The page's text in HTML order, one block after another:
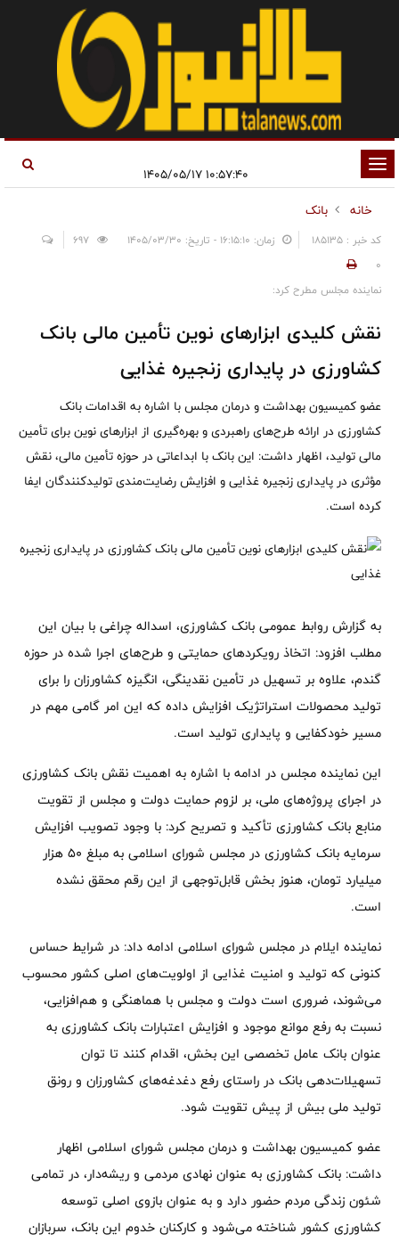
تغییر
وضعیت
ناوبری
خانه
بانک
کد خبر : 185135 زمان: ۱۶:۱۵:۱۰ - تاریخ: ۱۴۰۵/۰۳/۳۰
0
نماینده مجلس مطرح کرد:
نقش کلیدی ابزارهای نوین تأمین مالی بانک
کشاورزی در پایداری زنجیره غذایی
عضو کمیسیون بهداشت و درمان مجلس با اشاره به اقدامات بانک
کشاورزی در ارائه طرح‌های راهبردی و بهره‌گیری از ابزارهای نوین برای تأمین
مالی تولید، اظهار داشت: این بانک با ابداعاتی در حوزه تأمین مالی، نقش
مؤثری در پایداری زنجیره غذایی و افزایش رضایت‌مندی تولیدکنندگان ایفا
کرده است.
به گزارش روابط عمومی بانک کشاورزی، اسداله چراغی با بیان این
مطلب افزود: اتخاذ رویکردهای حمایتی و طرح‌های اجرا شده در حوزه
گندم، علاوه بر تسهیل در تأمین نقدینگی، انگیزه کشاورزان را برای
تولید محصولات استراتژیک افزایش داده که این امر گامی مهم در
مسیر خودکفایی و پایداری تولید است.
این نماینده مجلس در ادامه با اشاره به اهمیت نقش بانک کشاورزی
در اجرای پروژه‌های ملی، بر لزوم حمایت دولت و مجلس از تقویت
منابع بانک کشاورزی تأکید و تصریح کرد: با وجود تصویب افزایش
سرمایه بانک کشاورزی در مجلس شورای اسلامی به مبلغ ۵۰ هزار
میلیارد تومان، هنوز بخش قابل‌توجهی از این رقم محقق نشده
است.
نماینده ایلام در مجلس شورای اسلامی ادامه داد: در شرایط حساس
کنونی که تولید و امنیت غذایی از اولویت‌های اصلی کشور محسوب
می‌شوند، ضروری است دولت و مجلس با هماهنگی و هم‌افزایی،
نسبت به رفع موانع موجود و افزایش اعتبارات بانک کشاورزی به
عنوان بانک عامل تخصصی این بخش، اقدام کنند تا توان
تسهیلات‌دهی بانک در راستای رفع دغدغه‌های کشاورزان و رونق
تولید ملی بیش از پیش تقویت شود.
عضو کمیسیون بهداشت و درمان مجلس شورای اسلامی اظهار
داشت: بانک کشاورزی به عنوان نهادی مردمی و ریشه‌دار، در تمامی
شئون زندگی مردم حضور دارد و به عنوان بازوی اصلی توسعه
کشاورزی کشور شناخته می‌شود و کارکنان خدوم این بانک، سربازان